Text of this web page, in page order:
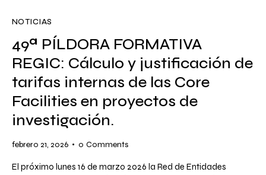
NOTICIAS
49ª PÍLDORA FORMATIVA
REGIC: Cálculo y justificación de
tarifas internas de las Core
Facilities en proyectos de
investigación.
febrero 21, 2026 0 Comments
El próximo lunes 16 de marzo 2026 la Red de Entidades